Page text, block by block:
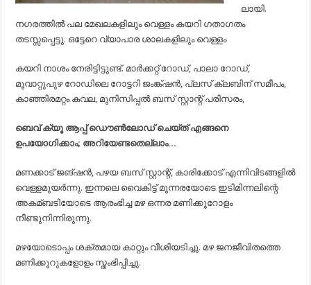
ലായി.
നഗരത്തില്‍ പല മേഖലകളിലും വെള്ളം കയറി ഗതാഗതം
തടസ്സപ്പെട്ടു. ഒട്ടേറെ വ്യാപാര ശാലകളിലും വെള്ളം
കയറി നാശം നേരിട്ടിട്ടുണ്ട്. മാര്‍ക്കറ്റ് റോഡ്, പാലാ റോഡ്,
മൂവാറ്റുപുഴ റോഡിലെ റോട്ടറി ജംങ്ക്ഷന്‍, പ്ലസ് ക്ലബിന് സമീപം,
കാഞ്ഞിരമറ്റം കവല, മുനിസിപ്പല്‍ ബസ് സ്റ്റാന്റ് പരിസരം,
ബെവ് ക്യൂ ആപ്പ് ഡൌൺലോഡ് ചെയ്ത് എങ്ങനെ
ഉപയോഗിക്കാം; അറിയേണ്ടതെല്ലാം…
മണക്കാട് ജങ്ഷന്‍, പഴയ ബസ് സ്റ്റാന്റ്, കാരിക്കോട് എന്നിവിടങ്ങളില്‍
വെള്ളമുയര്‍ന്നു. ഇന്നലെ വൈകിട്ട് മൂന്നരയോടെ ഇടിമിന്നലിന്റെ
അകമ്ബടിയോടെ ആരംഭിച്ച മഴ ഒന്നര മണിക്കൂറോളം
നീണ്ടുനിന്നിരുന്നു.
മഴയോടൊപ്പം ശക്തമായ കാറ്റും വീശിയടിച്ചു. മഴ ജനജീവിതത്തെ
മണിക്കൂറുകളോളം സ്തംഭിപ്പിച്ചു.